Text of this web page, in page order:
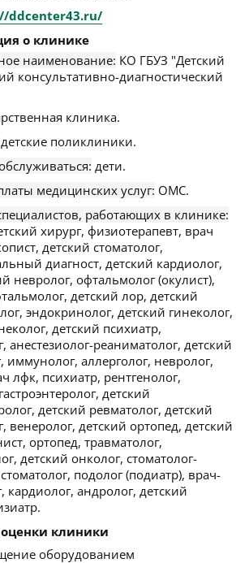
ddcenter43.ru/
о клинике
наименование: КО ГБУЗ "Детский
консультативно-диагностический
клиника.
детские поликлиники.
дети.
медицинских услуг: ОМС.
работающих в клинике:
хирург, физиотерапевт, врач
детский стоматолог,
диагност, детский кардиолог,
невролог, офтальмолог (окулист),
детский лор, детский
эндокринолог, детский гинеколог,
детский психиатр,
анестезиолог-реаниматолог, детский
иммунолог, аллерголог, невролог,
лфк, психиатр, рентгенолог,
детский
детский ревматолог, детский
венеролог, детский ортопед, детский
ортопед, травматолог,
детский онколог, стоматолог-
подолог (подиатр), врач-
кардиолог, андролог, детский
клиники
оборудованием